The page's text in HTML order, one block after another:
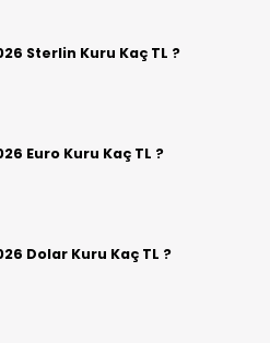
Sterlin Kuru Kaç TL ?
Euro Kuru Kaç TL ?
Dolar Kuru Kaç TL ?